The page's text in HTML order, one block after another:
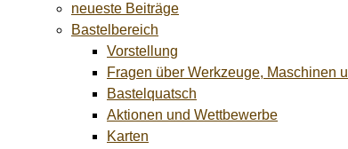
neueste Beiträge
Bastelbereich
Vorstellung
Fragen über Werkzeuge, Maschinen
Bastelquatsch
Aktionen und Wettbewerbe
Karten